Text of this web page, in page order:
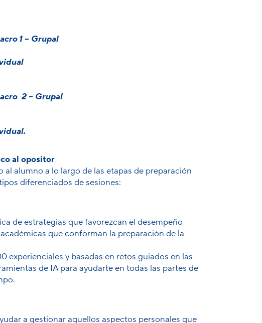
1 – Grupal
2 – Grupal
al opositor
al alumno a lo largo de las etapas de preparación
diferenciados de sesiones:
de estrategias que favorezcan el desempeño
que conforman la preparación de la
experienciales y basadas en retos guiados en las
de IA para ayudarte en todas las partes de
a gestionar aquellos aspectos personales que